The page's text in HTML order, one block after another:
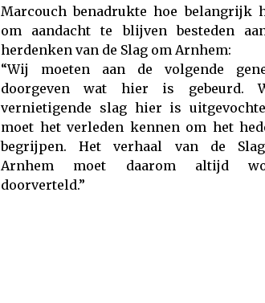
Marcouch benadrukte hoe belangrijk
om aandacht te blijven besteden
herdenken van de Slag om Arnhem:
“Wij moeten aan de volgende
doorgeven wat hier is gebeurd.
vernietigende slag hier is
moet het verleden kennen om het
begrijpen. Het verhaal van de
Arnhem moet daarom altijd
doorverteld.”